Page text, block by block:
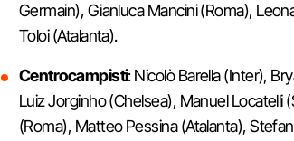
Germain), Gianluca Mancini (Roma),
Toloi (Atalanta).
Centrocampisti: Nicolò Barella (Inter),
Luiz Jorginho (Chelsea), Manuel Locatelli
(Roma), Matteo Pessina (Atalanta),